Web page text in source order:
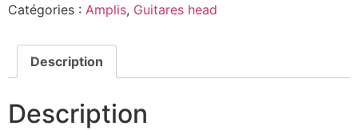
Catégories : Amplis, Guitares head
Description
Description